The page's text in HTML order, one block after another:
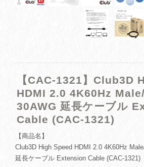
【CAC-1321】Club3D
HDMI 2.0 4K60Hz
30AWG 延長ケーブル
Cable (CAC-1321)
【商品名】
Club3D High Speed HDMI 2.0 4K60Hz
延長ケーブル Extension Cable (CAC-1321)